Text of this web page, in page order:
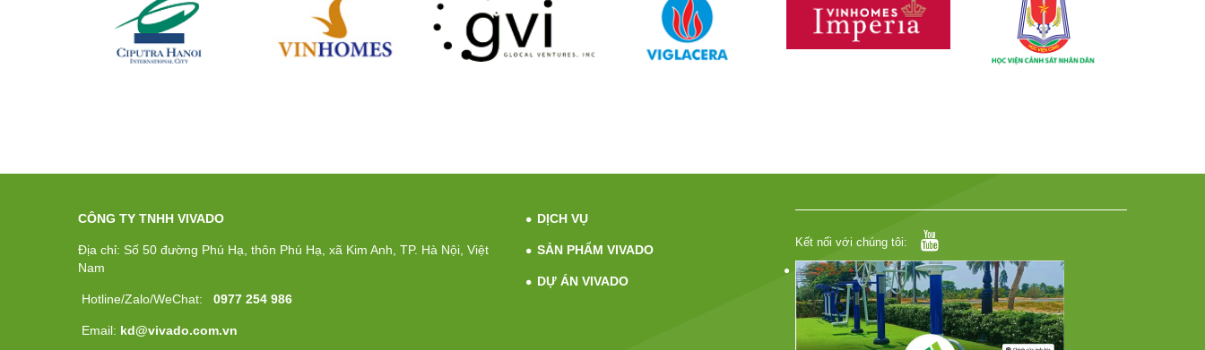
CÔNG TY TNHH VIVADO
Địa chỉ: Số 50 đường Phú Hạ, thôn Phú Hạ, xã Kim Anh, TP. Hà Nội, Việt
Nam
Hotline/Zalo/WeChat: 0977 254 986
Email: kd@vivado.com.vn
DỊCH VỤ
SẢN PHẨM VIVADO
DỰ ÁN VIVADO
Kết nối với chúng tôi: